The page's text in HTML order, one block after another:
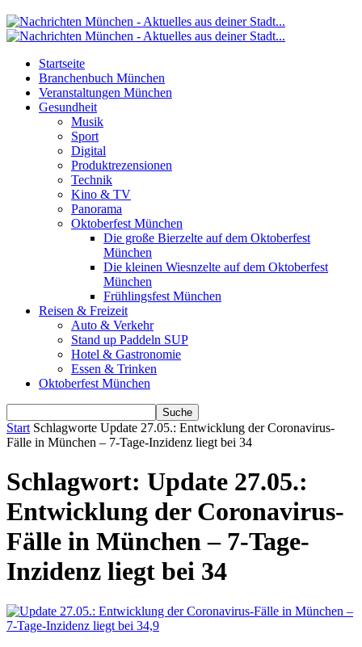
Startseite
Branchenbuch München
Veranstaltungen München
Gesundheit
Musik
Sport
Digital
Produktrezensionen
Technik
Kino & TV
Panorama
Oktoberfest München
Die große Bierzelte auf dem Oktoberfest
München
Die kleinen Wiesnzelte auf dem Oktoberfest
München
Frühlingsfest München
Reisen & Freizeit
Auto & Verkehr
Stand up Paddeln SUP
Hotel & Gastronomie
Essen & Trinken
Oktoberfest München
Start Schlagworte Update 27.05.: Entwicklung der Coronavirus-
Fälle in München – 7-Tage-Inzidenz liegt bei 34
Schlagwort: Update 27.05.:
Entwicklung der Coronavirus-
Fälle in München – 7-Tage-
Inzidenz liegt bei 34